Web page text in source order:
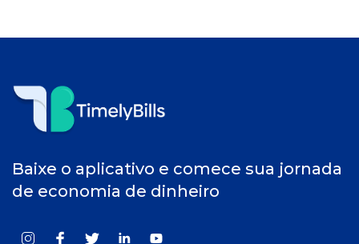
Baixe o aplicativo e comece sua jornada
de economia de dinheiro